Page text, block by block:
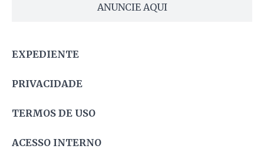
ANUNCIE AQUI
EXPEDIENTE
PRIVACIDADE
TERMOS DE USO
ACESSO INTERNO